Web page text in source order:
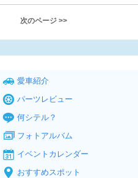
次のページ >>
愛車紹介
パーツレビュー
何シテル？
フォトアルバム
イベントカレンダー
おすすめスポット